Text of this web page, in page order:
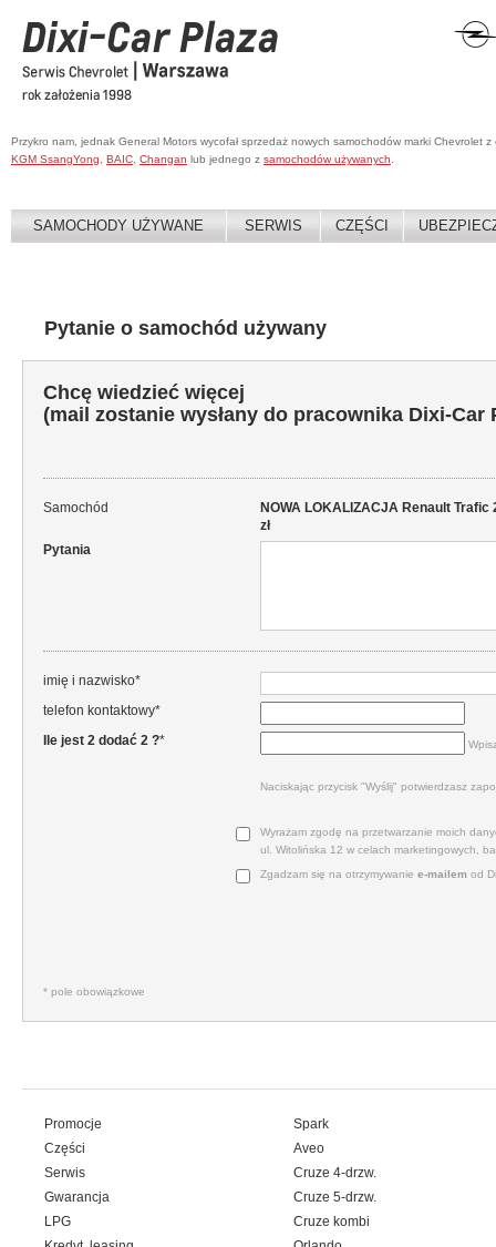
Przykro nam, jednak General Motors wycofał sprzedaż nowych samochodów marki Chevrolet
KGM SsangYong
BAIC Changan lub jednego z samochodów używanych
SAMOCHODY UŻYWANE SERWIS CZĘŚCI
Pytanie o samochód używany
Chcę wiedzieć więcej
(mail zostanie wysłany do pracownika Dixi-Car
Samochód
NOWA LOKALIZACJA Renault
zł
Pytania
imię i nazwisko*
telefon kontaktowy*
Ile jest 2 dodać 2 ?*
Naciskając przycisk "Wyślij" potwierdzasz
Wyrażam zgodę na przetwarzanie moich
ul. Witolińska 12 w celach marketingowych,
Zgadzam się na otrzymywanie e‑mailem od
* pole obowiązkowe
Promocje
Części
Serwis
Gwarancja
LPG
Spark
Aveo
Cruze 4-drzw.
Cruze 5-drzw.
Cruze kombi